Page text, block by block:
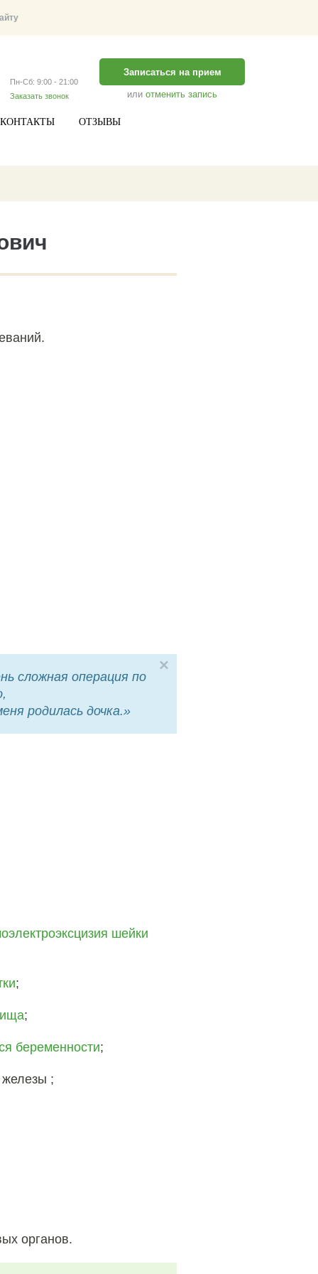
Пн-Сб: 9:00 - 21:00
Заказать звонок
Записаться на прием
или отменить запись
КОНТАКТЫ ОТЗЫВЫ
сложная операция по
родилась дочка.»
×
шейки
;
;
беременности;
железы ;
органов.